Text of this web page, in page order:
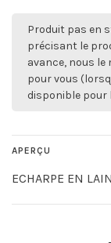
Produit pas en
précisant le
avance, nous
pour vous
disponible pour
APERÇU
ECHARPE EN